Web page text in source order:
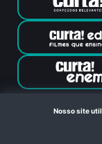
Canal Curta ©
Nosso site